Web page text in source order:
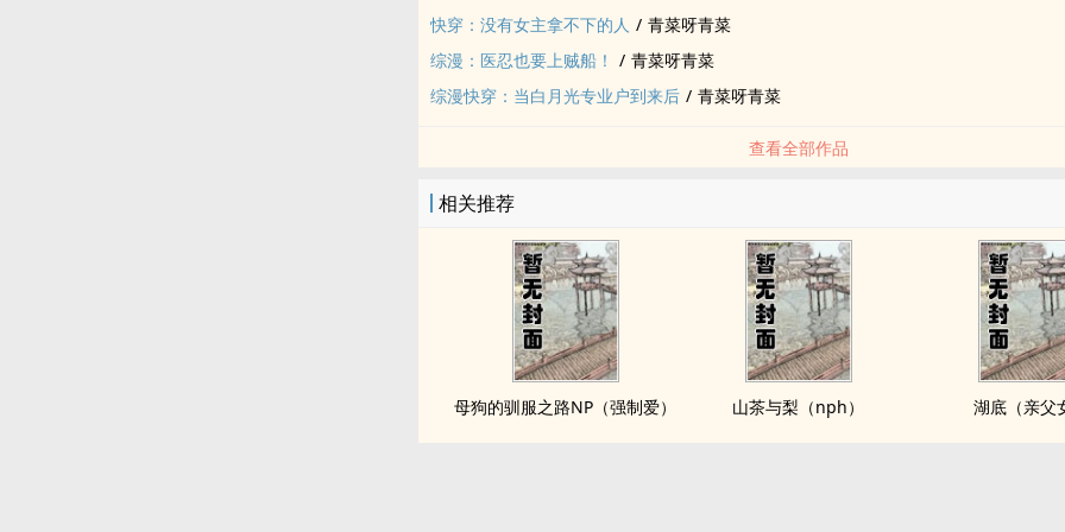
快穿：没有女主拿不下的人 / 青菜呀青菜
综漫：医忍也要上贼船！ / 青菜呀青菜
综漫快穿：当白月光专业户到来后 / 青菜呀青菜
查看全部作品
相关推荐
母狗的驯服之路NP（强制爱） 山茶与梨（nph） 湖底（亲父